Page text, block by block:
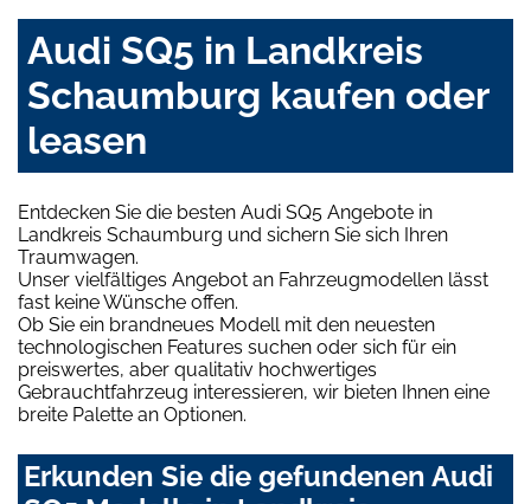
Audi SQ5 in Landkreis
Schaumburg kaufen oder
leasen
Entdecken Sie die besten Audi SQ5 Angebote in
Landkreis Schaumburg und sichern Sie sich Ihren
Traumwagen.
Unser vielfältiges Angebot an Fahrzeugmodellen lässt
fast keine Wünsche offen.
Ob Sie ein brandneues Modell mit den neuesten
technologischen Features suchen oder sich für ein
preiswertes, aber qualitativ hochwertiges
Gebrauchtfahrzeug interessieren, wir bieten Ihnen eine
breite Palette an Optionen.
Erkunden Sie die gefundenen Audi